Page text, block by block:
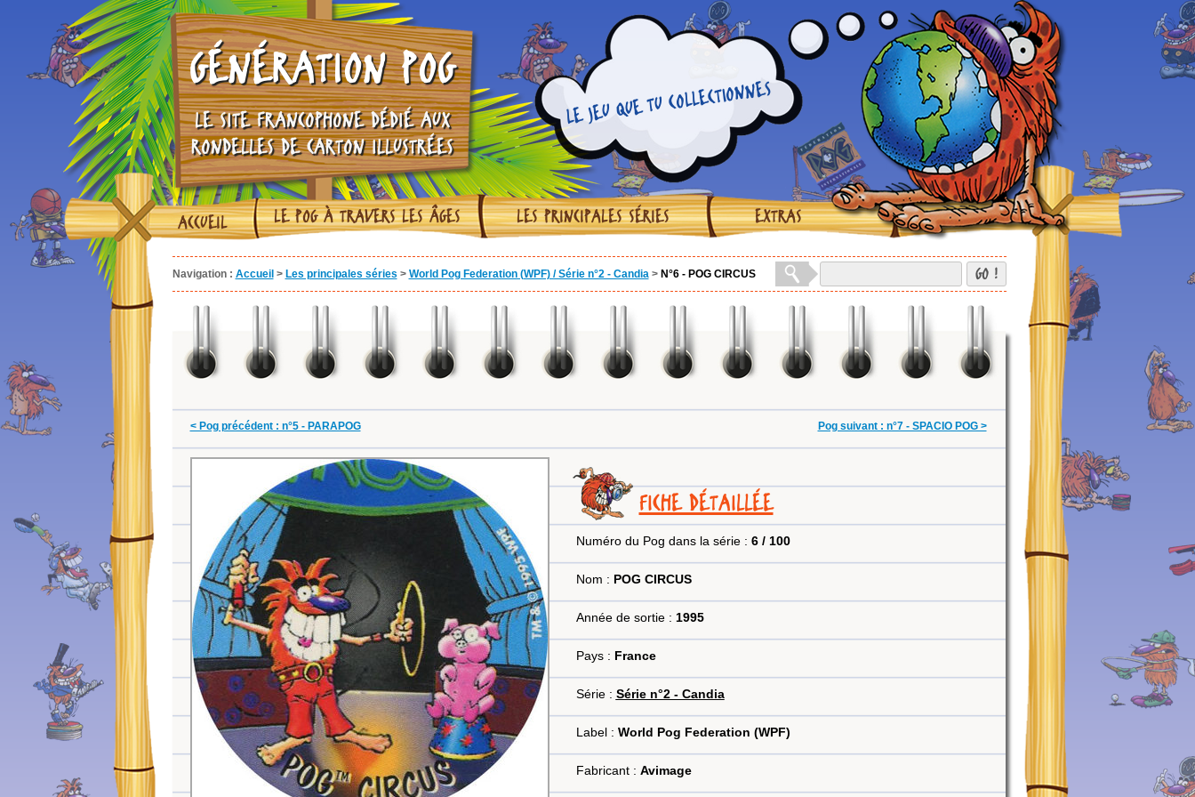
GÉNÉRATION POG
LE SITE FRANCOPHONE DÉDIÉ AUX
RONDELLES DE CARTON ILLUSTRÉES
LE JEU QUE TU COLLECTIONNES
ACCUEIL LE POG À TRAVERS LES ÂGES LES PRINCIPALES SÉRIES EXTRAS
Navigation : Accueil > Les principales séries > World Pog Federation (WPF) / Série n°2 - Candia > N°6 - POG CIRCUS GO !
< Pog précédent : n°5 - PARAPOG Pog suivant : n°7 - SPACIO POG >
FICHE DÉTAILLÉE
Numéro du Pog dans la série : 6 / 100
Nom : POG CIRCUS
Année de sortie : 1995
Pays : France
Série : Série n°2 - Candia
Label : World Pog Federation (WPF)
Fabricant : Avimage